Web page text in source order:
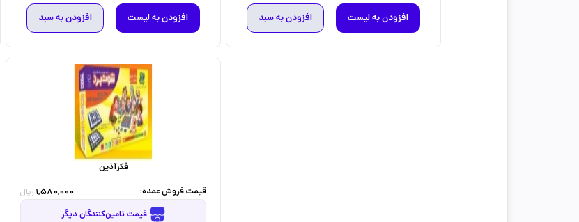
افزودن به لیست افزودن به سبد افزودن به لیست افزودن به سبد
فکرآذین
قیمت فروش عمده:
1,580,000 ریال
قیمت تامین‌کنندگان دیگر